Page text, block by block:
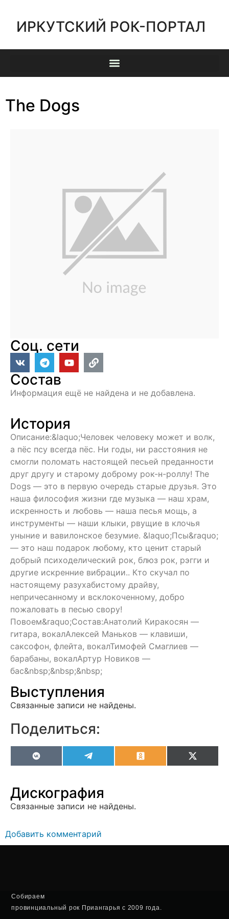
ИРКУТСКИЙ РОК-ПОРТАЛ
The Dogs
Соц. сети
Состав
Информация ещё не найдена и не добавлена.
История
Описание:&laquo;Человек человеку может и волк,
а пёс псу всегда пёс. Ни годы, ни расстояния не
смогли поломать настоящей песьей преданности
друг другу и старому доброму рок-н-роллу! The
Dogs — это в первую очередь старые друзья. Это
наша философия жизни где музыка — наш храм,
искренность и любовь — наша песья мощь, а
инструменты — наши клыки, рвущие в клочья
уныние и вавилонское безумие. &laquo;Псы&raquo;
— это наш подарок любому, кто ценит старый
добрый психоделический рок, блюз рок, рэгги и
другие искренние вибрации.. Кто скучал по
настоящему разухабистому драйву,
непричесанному и всклокоченному, добро
пожаловать в песью свору!
Повоем&raquo;Состав:Анатолий Киракосян —
гитара, вокалАлексей Маньков — клавиши,
саксофон, флейта, вокалТимофей Смаглиев —
барабаны, вокалАртур Новиков —
бас&nbsp;&nbsp;&nbsp;
Выступления
Связанные записи не найдены.
Поделиться:
VK OdnoklassnikiX
Дискография
Связанные записи не найдены.
Добавить комментарий
Собираем
провинциальный рок Приангарья с 2009 года.